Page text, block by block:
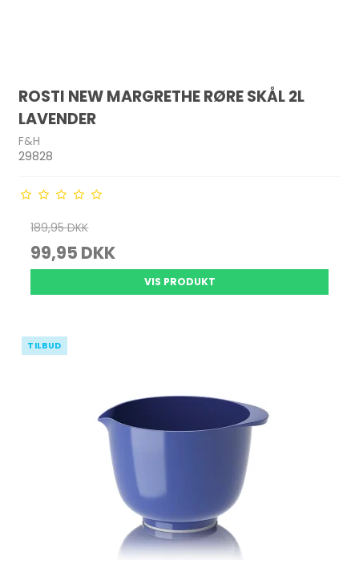
ROSTI NEW MARGRETHE RØRE SKÅL 2L
LAVENDER
F&H
29828
189,95 DKK
99,95 DKK
VIS PRODUKT
TILBUD